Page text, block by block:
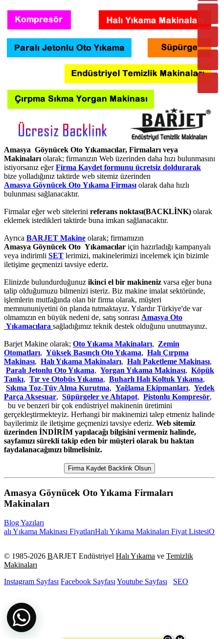
Amasya Göynücek Oto Yıkamacılar, Firmaları veya
Makinalarıolarak; firmanızın Web üzerinden daha hızı bulunmasını
istiyorsanız eğerFirma Kaydet formunu ücretsiz doldurarak
bize yolladığınız taktirde web sitemiz üzerinden
Amasya Göynücek Oto Yıkama Firmasıolarak daha hızlı
bulunması sağlanacaktır.
Firmalar eğer web sitelerini referans noktası(BACKLİNK) olarak
eklemek istedikleri taktirde buna imkan sağlanacaktır.
Ayrıca BARJET Makine olarak; firmamızın
Amasya Göynücek Oto Yıkamacılar için hazırladığı kampanyalı
veya indirimli SET lerimizi, makinelerimizi incelemek için bizimle
iletişime geçmenizi tavsiye ederiz.
Elinizde bulundurduğunuz ikinci el bir makineniz varsa eğer buna
talip olduğumuzu bilmenizi isteriz. Biz makine imalat sektöründe,
işlemlerin mutfağında olan bir firma olarak, müşteri
memnununiyetini ön planda tutmaktayız. Yılardır Türkiye'de var
olmamızın en büyük nedeni de, satış sonrası Amasya Oto
Yıkamacılara sağladığımız teknik destek olduğunu unutmayınız.
Barjet Makine olarak; Oto Yıkama Makinaları, Zemin
Otomatları, Yüksek Basınçlı Oto Yıkama, Halı Çırpma
Makinası, Halı Yıkama Makinaları, Halı Paketleme Makinası,
Paralı Jetonlu Oto Yıkama, Yorgan Yıkama Makinası, Köpük
Tankı, Tır ve Otobüs Yıkama, Buharlı Halı Koltuk Yıkama,
Sıkma Toz-Tüy Alma Kurutma, Yağlama Ekipmanları, Yedek
Parça Aksesuar, Süpürgeler ve Ahtapot, Pistonlu Kompresör,
bu ve benzeri bir çok endüstriyel makinenin üretimini
gerçekleştirmekteyiz. Herhangi bir makinemizi talep etmeniz halinde
bayilerimiz ile iletişime geçmenizi tavsiye ederiz. Web sitemiz
üzerinden İNDİRİM yapılacağı bilgisini vermeniz halinde,
sayfamızı sürekli takip eden bir müşteri olarak bu haktan
faydalanacağınızı bilmelisiniz.
Firma Kaydet Backlink Olsun
Amasya Göynücek Oto Yıkama Firmaları
Makinaları
Blog Yazıları
Yıkama Makinası FiyatlarıHalı Yıkama Makinaları Fiyat Listesi
© 1985-2026 BARJET Endüstriyel Halı Yıkama ve Temizlik
Makinaları
Instagram Sayfası Facebook Sayfası Youtube Sayfası SEO